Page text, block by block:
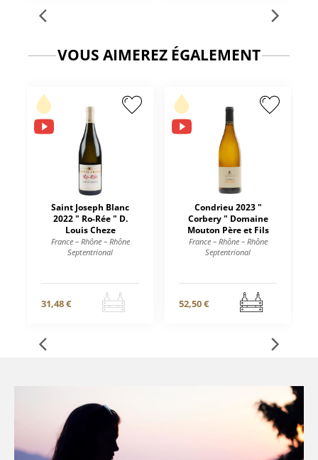
VOUS AIMEREZ ÉGALEMENT
Saint Joseph Blanc
2022 " Ro-Rée " D.
Louis Cheze
France – Rhône – Rhône
Septentrional
31,48 €
Condrieu 2023 "
Corbery " Domaine
Mouton Père et Fils
France – Rhône – Rhône
Septentrional
52,50 €